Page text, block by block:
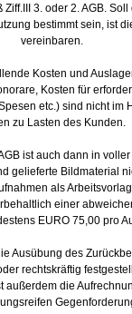
3. oder 2. AGB.
bestimmt sein, ist
vereinbaren.
Kosten und
Kosten für
etc.) sind nicht im
zu Lasten des Kunden.
ist auch dann in
gelieferte Bildmaterial
als
einer
EURO 75,00 pro
Ausübung des
rechtskräftig
außerdem die